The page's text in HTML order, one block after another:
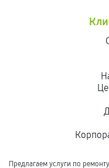
Предлагаем услуги по